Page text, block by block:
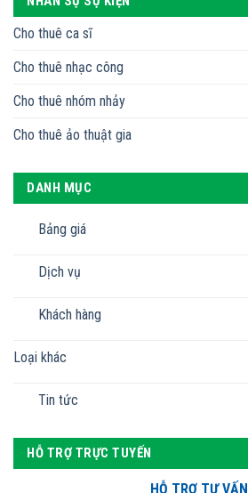
Cho thuê ca sĩ
Cho thuê nhạc công
Cho thuê nhóm nhảy
Cho thuê ảo thuật gia
DANH MỤC
Bảng giá
Dịch vụ
Khách hàng
Loại khác
Tin tức
HỖ TRỢ TRỰC TUYẾN
HỖ TRỢ TƯ VẤN